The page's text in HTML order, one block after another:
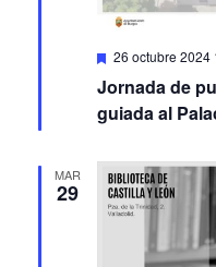
Featured
26 octubre 2024
Jornada de
guiada al
MAR
29